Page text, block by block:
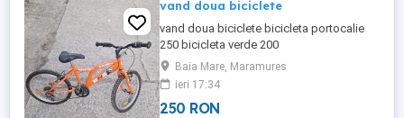
vand doua biciclete
vand doua biciclete bicicleta portocalie
250 bicicleta verde 200
Baia Mare, Maramures
ieri 17:34
250 RON